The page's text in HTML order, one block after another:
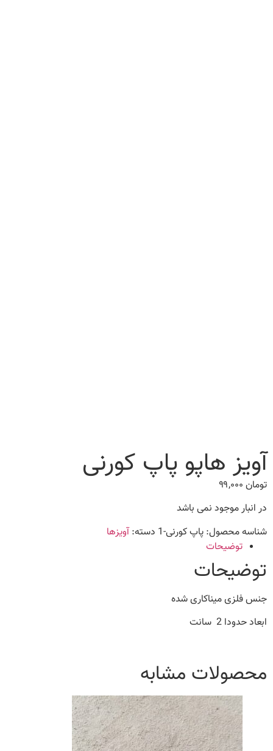
آویز هاپو پاپ کورنی
تومان
در انبار موجود نمی باشد
شناسه محصول: پاپ کورنی-1 دسته:آویزها
توضیحات
توضیحات
جنس فلزی میناکاری شده
ابعاد حدودا 2 سانت
محصولات مشابه